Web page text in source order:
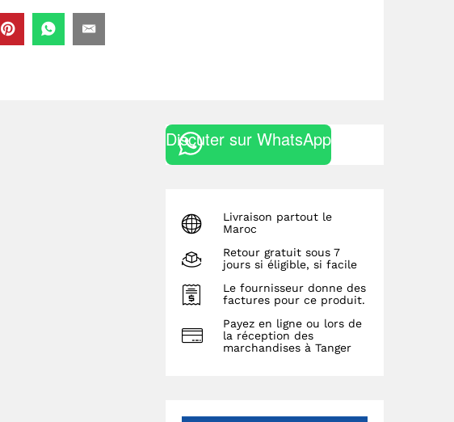
Discuter sur WhatsApp
Livraison partout le
Maroc
Retour gratuit sous 7
jours si éligible, si facile
Le fournisseur donne des
factures pour ce produit.
Payez en ligne ou lors de
la réception des
marchandises à Tanger